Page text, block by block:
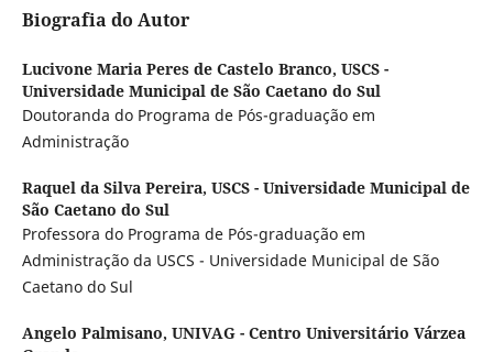
Biografia do Autor
Lucivone Maria Peres de Castelo Branco, USCS -
Universidade Municipal de São Caetano do Sul
Doutoranda do Programa de Pós-graduação em
Administração
Raquel da Silva Pereira, USCS - Universidade Municipal de
São Caetano do Sul
Professora do Programa de Pós-graduação em
Administração da USCS - Universidade Municipal de São
Caetano do Sul
Angelo Palmisano, UNIVAG - Centro Universitário Várzea